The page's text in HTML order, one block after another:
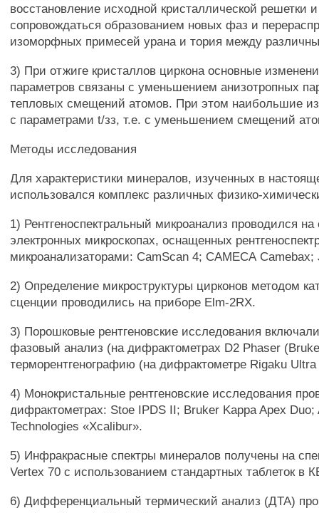
восстановление исходной кристаллической решетки
сопровождаться образованием новых фаз и
изоморфных примесей урана и тория между
3) При отжиге кристаллов циркона основные
параметров связаны с уменьшением анизотропных
тепловых смещений атомов. При этом наибольшие
с параметрами t/зз, т.е. с уменьшением смещений
Методы исследования
Для характеристики минералов, изученных в
использовался комплекс различных физико-
1) Рентгеноспектральный микроанализ проводился
электронных микроскопах, оснащенных
микроанализаторами: CamScan 4; САМЕСА Camebax;
2) Определение микроструктуры цирконов методом
сценции проводились на приборе Elm-2RX.
3) Порошковые рентгеновские исследования
фазовый анализ (на дифрактометрах D2 Phaser
терморентгенографию (на дифрактометре Rigaku
4) Монокристальные рентгеновские исследования
дифрактометрах: Stoe IPDS II; Bruker Kappa Apex Duo;
Technologies «Xcalibur».
5) Инфракрасные спектры минералов получены на
Vertex 70 с использованием стандартных таблеток в
6) Дифференциальный термический анализ (ДТА)